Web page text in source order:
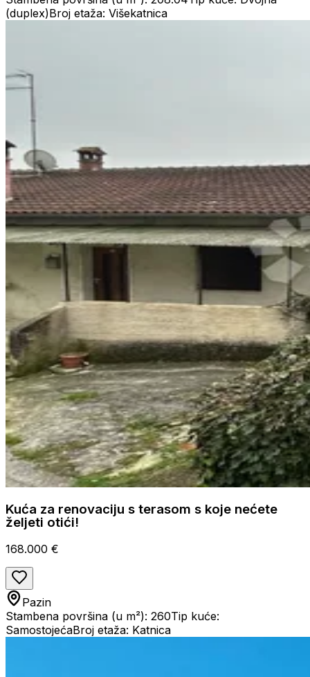
(duplex)Broj etaža: Višekatnica
Kuća za renovaciju s terasom s koje nećete
željeti otići!
168.000 €
Pazin
Stambena površina (u m²): 260Tip kuće:
SamostojećaBroj etaža: Katnica